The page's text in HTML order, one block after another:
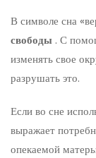
В символе сна
свободы . С
изменять свое
разрушать это.
Если во сне
выражает
опекаемой